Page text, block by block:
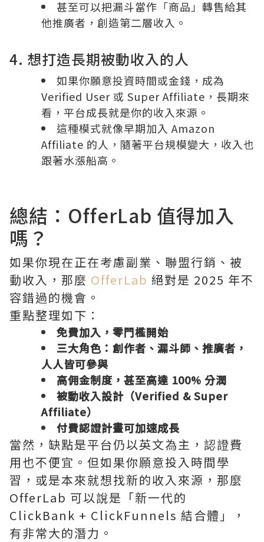
甚至可以把漏斗當作「商品」轉售給其
他推廣者，創造第二層收入。
4. 想打造長期被動收入的人
如果你願意投資時間或金錢，成為
Verified User 或 Super Affiliate，長期來
看，平台成長就是你的收入來源。
這種模式就像早期加入 Amazon
Affiliate 的人，隨著平台規模變大，收入也
跟著水漲船高。
總結：OfferLab 值得加入
嗎？
如果你現在正在考慮副業、聯盟行銷、被
動收入，那麼 OfferLab 絕對是 2025 年不
容錯過的機會。
重點整理如下：
免費加入，零門檻開始
三大角色：創作者、漏斗師、推廣者，
人人皆可參與
高佣金制度，甚至高達 100% 分潤
被動收入設計（Verified & Super
Affiliate）
付費認證計畫可加速成長
當然，缺點是平台仍以英文為主，認證費
用也不便宜。但如果你願意投入時間學
習，或是本來就想找新的收入來源，那麼
OfferLab 可以說是「新一代的
ClickBank + ClickFunnels 結合體」，
有非常大的潛力。